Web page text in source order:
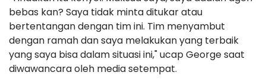
bebas kan? Saya tidak minta ditukar atau
bertentangan dengan tim ini. Tim menyambut
dengan ramah dan saya melakukan yang terbaik
yang saya bisa dalam situasi ini," ucap George saat
diwawancara oleh media setempat.